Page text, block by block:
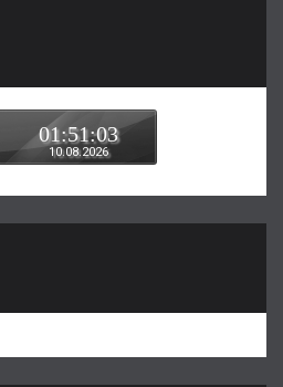
01:51:04
10.08.2026